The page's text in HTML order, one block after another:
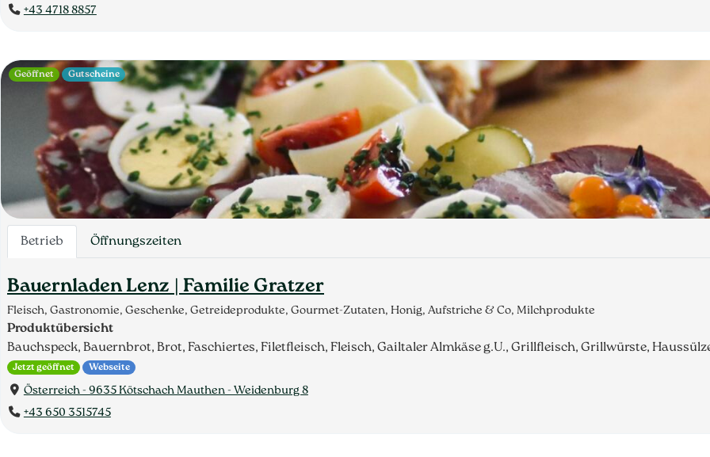
+43 4718 8857
Betrieb Öffnungszeiten
Bauernladen Lenz | Familie Gratzer
Fleisch, Gastronomie, Geschenke, Getreideprodukte, Gourmet-Zutaten, Honig, Aufstriche & Co, Milchprodukte
Produktübersicht
Bauchspeck, Bauernbrot, Brot, Faschiertes, Filetfleisch, Fleisch, Gailtaler Almkäse g.U., Grillfleisch, Grillwürste,
Jetzt geöffnet Webseite
Österreich - 9635 Kötschach Mauthen - Weidenburg 8
+43 650 3515745
Geöffnet Gutscheine